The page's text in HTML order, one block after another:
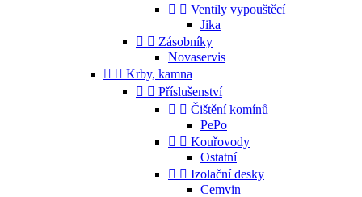
  Ventily vypouštěcí
Jika
  Zásobníky
Novaservis
  Krby, kamna
  Příslušenství
  Čištění komínů
PePo
  Kouřovody
Ostatní
  Izolační desky
Cemvin